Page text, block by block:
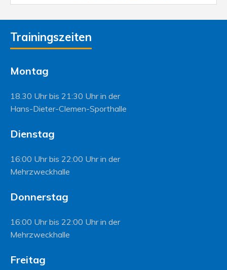
Trainingszeiten
Montag
18.30 Uhr bis 21:30 Uhr in der
Hans-Dieter-Clemen-Sporthalle
Dienstag
16:00 Uhr bis 22:00 Uhr in der
Mehrzweckhalle
Donnerstag
16:00 Uhr bis 22:00 Uhr in der
Mehrzweckhalle
Freitag